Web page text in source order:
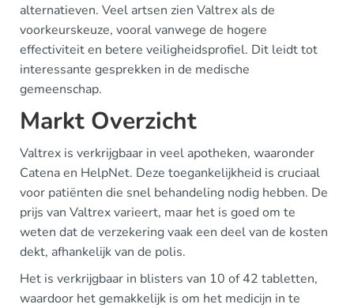
alternatieven. Veel artsen zien Valtrex als de
voorkeurskeuze, vooral vanwege de hogere
effectiviteit en betere veiligheidsprofiel. Dit leidt tot
interessante gesprekken in de medische
gemeenschap.
Markt Overzicht
Valtrex is verkrijgbaar in veel apotheken, waaronder
Catena en HelpNet. Deze toegankelijkheid is cruciaal
voor patiënten die snel behandeling nodig hebben. De
prijs van Valtrex varieert, maar het is goed om te
weten dat de verzekering vaak een deel van de kosten
dekt, afhankelijk van de polis.
Het is verkrijgbaar in blisters van 10 of 42 tabletten,
waardoor het gemakkelijk is om het medicijn in te